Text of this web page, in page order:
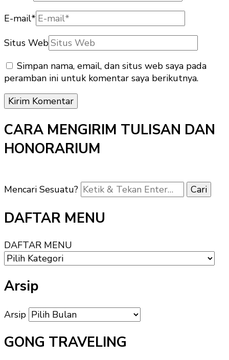
E-mail*
Situs Web
Simpan nama, email, dan situs web saya pada
peramban ini untuk komentar saya berikutnya.
CARA MENGIRIM TULISAN DAN
HONORARIUM
Mencari Sesuatu?
DAFTAR MENU
DAFTAR MENU
Arsip
Arsip
GONG TRAVELING